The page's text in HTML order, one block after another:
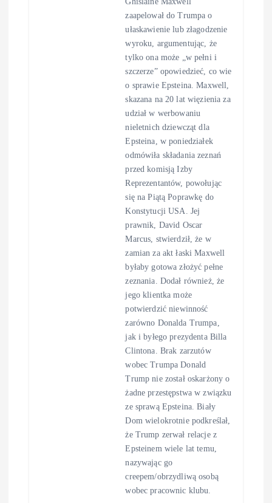
zaapelował do Trumpa o
ułaskawienie lub złagodzenie
wyroku, argumentując, że
tylko ona może „w pełni i
szczerze” opowiedzieć, co wie
o sprawie Epsteina. Maxwell,
skazana na 20 lat więzienia za
udział w werbowaniu
nieletnich dziewcząt dla
Epsteina, w poniedziałek
odmówiła składania zeznań
przed komisją Izby
Reprezentantów, powołując
się na Piątą Poprawkę do
Konstytucji USA. Jej
prawnik, David Oscar
Marcus, stwierdził, że w
zamian za akt łaski Maxwell
byłaby gotowa złożyć pełne
zeznania. Dodał również, że
jego klientka może
potwierdzić niewinność
zarówno Donalda Trumpa,
jak i byłego prezydenta Billa
Clintona. Brak zarzutów
wobec Trumpa Donald
Trump nie został oskarżony o
żadne przestępstwa w związku
ze sprawą Epsteina. Biały
Dom wielokrotnie podkreślał,
że Trump zerwał relacje z
Epsteinem wiele lat temu,
nazywając go
creepem/obrzydliwą osobą
wobec pracownic klubu.